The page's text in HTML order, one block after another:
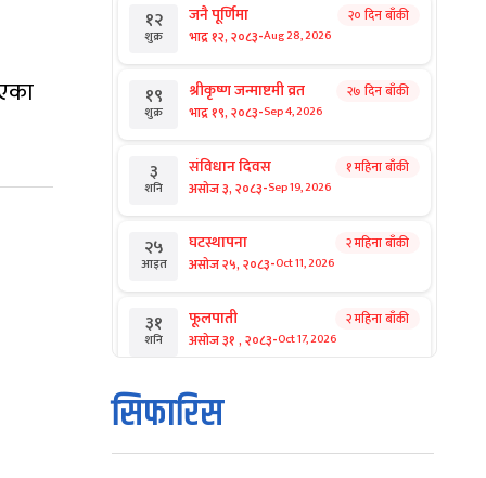
१२
शुक्र
जनै पूर्णिमा
भाद्र १२, २०८३-Aug 28, 2026
२० दिन बाँकी
१९
शुक्र
श्रीकृष्ण जन्माष्टमी व्रत
भाद्र १९, २०८३-Sep 4, 2026
२७ दिन बाँकी
३
शनि
संविधान दिवस
असोज ३, २०८३-Sep 19, 2026
१ महिना बाँकी
२५
आइत
घटस्थापना
असोज २५, २०८३-Oct 11, 2026
२ महिना बाँकी
३१
शनि
फूलपाती
असोज ३१ , २०८३-Oct 17, 2026
२ महिना बाँकी
१
आइत
कार्तिक सङ्क्रान्ति
कार्तिक १, २०८३
सिफारिस